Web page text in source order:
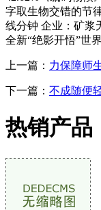
字取生物交错的节
线分钟 企业：矿浆
全新“绝影开悟”世
上一篇： 力保障师
下一篇： 不成随便
热销产品